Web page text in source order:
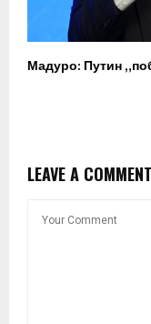
Мадуро: Путин
LEAVE A COMMENT